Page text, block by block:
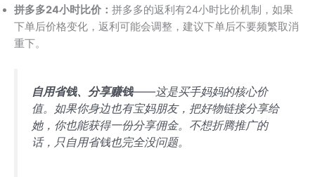
拼多多24小时比价： 拼多多的返利有24小时比价机制，如果
下单后价格变化，返利可能会调整，建议下单后不要频繁取消
重下。
自用省钱、分享赚钱——这是买手妈妈的核心价
值。如果你身边也有宝妈朋友，把好物链接分享给
她，你也能获得一份分享佣金。不想折腾推广的
话，只自用省钱也完全没问题。